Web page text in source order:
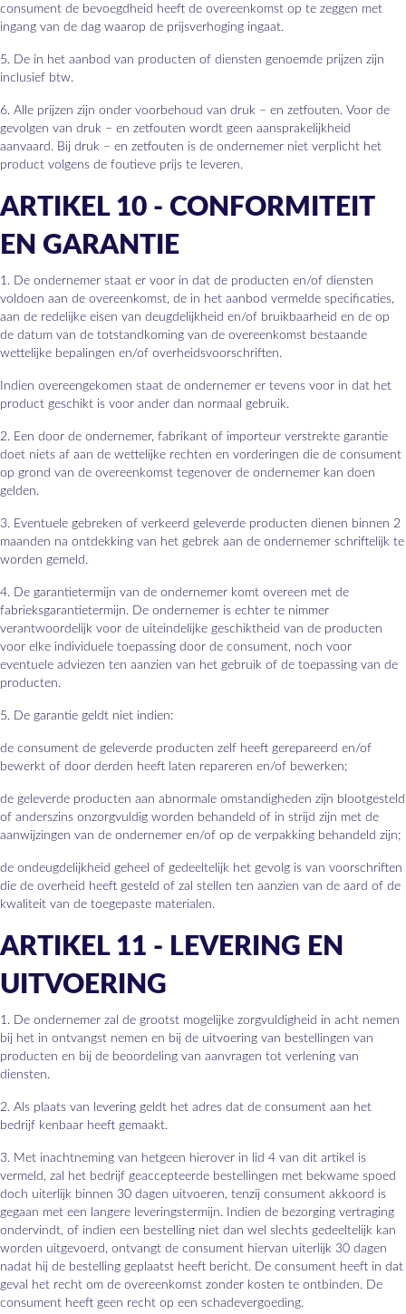
consument de bevoegdheid heeft de overeenkomst op te zeggen met
ingang van de dag waarop de prijsverhoging ingaat.
5. De in het aanbod van producten of diensten genoemde prijzen zijn
inclusief btw.
6. Alle prijzen zijn onder voorbehoud van druk – en zetfouten. Voor de
gevolgen van druk – en zetfouten wordt geen aansprakelijkheid
aanvaard. Bij druk – en zetfouten is de ondernemer niet verplicht het
product volgens de foutieve prijs te leveren.
ARTIKEL 10 - CONFORMITEIT
EN GARANTIE
1. De ondernemer staat er voor in dat de producten en/of diensten
voldoen aan de overeenkomst, de in het aanbod vermelde specificaties,
aan de redelijke eisen van deugdelijkheid en/of bruikbaarheid en de op
de datum van de totstandkoming van de overeenkomst bestaande
wettelijke bepalingen en/of overheidsvoorschriften.
Indien overeengekomen staat de ondernemer er tevens voor in dat het
product geschikt is voor ander dan normaal gebruik.
2. Een door de ondernemer, fabrikant of importeur verstrekte garantie
doet niets af aan de wettelijke rechten en vorderingen die de consument
op grond van de overeenkomst tegenover de ondernemer kan doen
gelden.
3. Eventuele gebreken of verkeerd geleverde producten dienen binnen 2
maanden na ontdekking van het gebrek aan de ondernemer schriftelijk te
worden gemeld.
4. De garantietermijn van de ondernemer komt overeen met de
fabrieksgarantietermijn. De ondernemer is echter te nimmer
verantwoordelijk voor de uiteindelijke geschiktheid van de producten
voor elke individuele toepassing door de consument, noch voor
eventuele adviezen ten aanzien van het gebruik of de toepassing van de
producten.
5. De garantie geldt niet indien:
de consument de geleverde producten zelf heeft gerepareerd en/of
bewerkt of door derden heeft laten repareren en/of bewerken;
de geleverde producten aan abnormale omstandigheden zijn blootgesteld
of anderszins onzorgvuldig worden behandeld of in strijd zijn met de
aanwijzingen van de ondernemer en/of op de verpakking behandeld zijn;
de ondeugdelijkheid geheel of gedeeltelijk het gevolg is van voorschriften
die de overheid heeft gesteld of zal stellen ten aanzien van de aard of de
kwaliteit van de toegepaste materialen.
ARTIKEL 11 - LEVERING EN
UITVOERING
1. De ondernemer zal de grootst mogelijke zorgvuldigheid in acht nemen
bij het in ontvangst nemen en bij de uitvoering van bestellingen van
producten en bij de beoordeling van aanvragen tot verlening van
diensten.
2. Als plaats van levering geldt het adres dat de consument aan het
bedrijf kenbaar heeft gemaakt.
3. Met inachtneming van hetgeen hierover in lid 4 van dit artikel is
vermeld, zal het bedrijf geaccepteerde bestellingen met bekwame spoed
doch uiterlijk binnen 30 dagen uitvoeren, tenzij consument akkoord is
gegaan met een langere leveringstermijn. Indien de bezorging vertraging
ondervindt, of indien een bestelling niet dan wel slechts gedeeltelijk kan
worden uitgevoerd, ontvangt de consument hiervan uiterlijk 30 dagen
nadat hij de bestelling geplaatst heeft bericht. De consument heeft in dat
geval het recht om de overeenkomst zonder kosten te ontbinden. De
consument heeft geen recht op een schadevergoeding.